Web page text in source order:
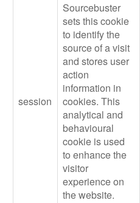
session
Sourcebuster
sets this cookie
to identify the
source of a visit
and stores user
action
information in
cookies. This
analytical and
behavioural
cookie is used
to enhance the
visitor
experience on
the website.